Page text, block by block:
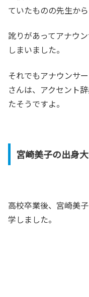
ていたものの先生か
訛りがあってアナウ
しまいました。
それでもアナウンサ
さんは、アクセント
たそうですよ。
宮崎美子の出身
高校卒業後、宮崎美
学しました。